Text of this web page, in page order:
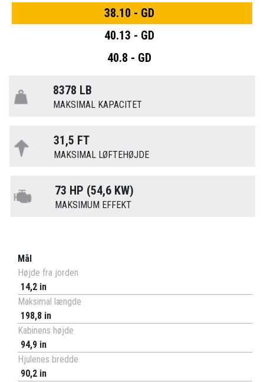
38.10 - GD
40.13 - GD
40.8 - GD
8378 LB
MAKSIMAL KAPACITET
31,5 FT
MAKSIMAL LØFTEHØJDE
73 HP (54,6 KW)
MAKSIMUM EFFEKT
Mål
Højde fra jorden
14,2 in
Maksimal længde
198,8 in
Kabinens højde
94,9 in
Hjulenes bredde
90,2 in